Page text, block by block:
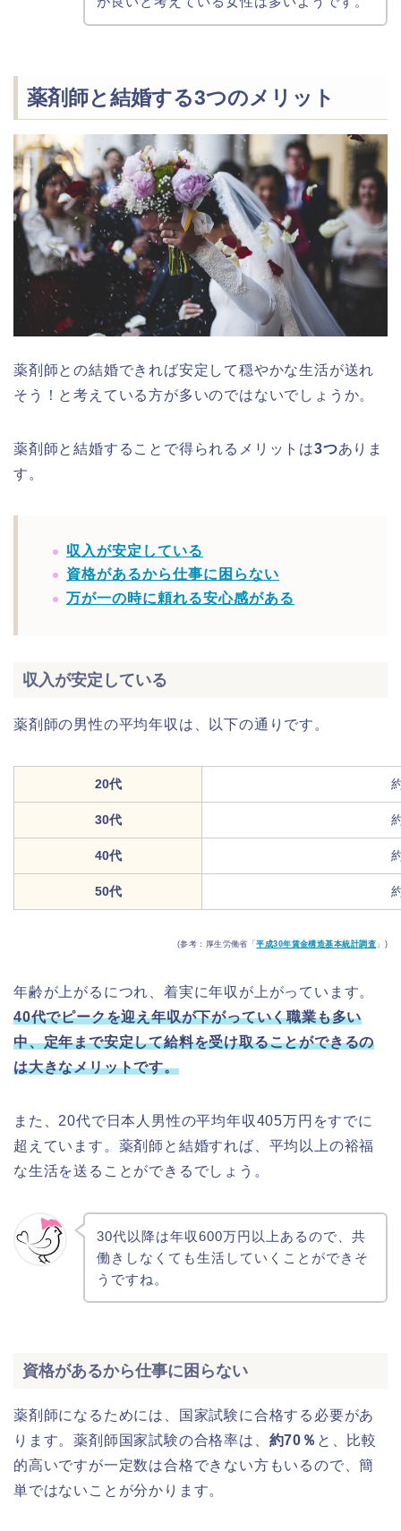
薬剤師と結婚する3つのメリット
薬剤師との結婚できれば安定して穏やかな生活が送れ
そう！と考えている方が多いのではないでしょうか。
薬剤師と結婚することで得られるメリットは3つありま
す。
収入が安定している
資格があるから仕事に困らない
万が一の時に頼れる安心感がある
収入が安定している
薬剤師の男性の平均年収は、以下の通りです。
20代
30代
40代
50代
(参考：厚生労働省「平成30年賃金構造基本統計調査 」)
年齢が上がるにつれ、着実に年収が上がっています。
40代でピークを迎え年収が下がっていく職業も多い
中、定年まで安定して給料を受け取ることができるの
は大きなメリットです。
また、20代で日本人男性の平均年収405万円をすでに
超えています。薬剤師と結婚すれば、平均以上の裕福
な生活を送ることができるでしょう。
30代以降は年収600万円以上あるので、共
働きしなくても生活していくことができそ
うですね。
資格があるから仕事に困らない
薬剤師になるためには、国家試験に合格する必要があ
ります。薬剤師国家試験の合格率は、 約70％ と、比較
的高いですが一定数は合格できない方もいるので、簡
単ではないことが分かります。